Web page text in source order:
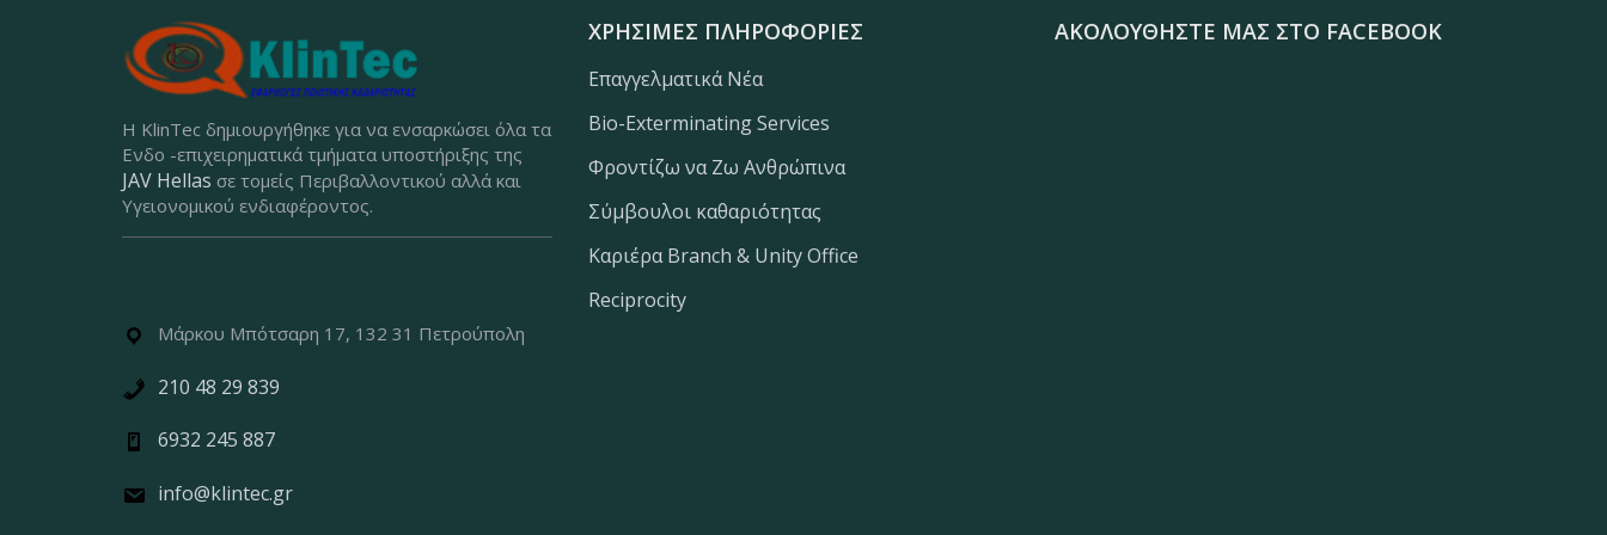
Η KlinTec δημιουργήθηκε για να ενσαρκώσει όλα τα
Ενδο -επιχειρηματικά τμήματα υποστήριξης της
JAV Hellas σε τομείς Περιβαλλοντικού αλλά και
Υγειονομικού ενδιαφέροντος.
Μάρκου Μπότσαρη 17, 132 31 Πετρούπολη
210 48 29 839
6932 245 887
info@klintec.gr
ΧΡΉΣΙΜΕΣ ΠΛΗΡΟΦΟΡΊΕΣ
Επαγγελματικά Νέα
Bio-Exterminating Services
Φροντίζω να Ζω Ανθρώπινα
Σύμβουλοι καθαριότητας
Καριέρα Branch & Unity Office
Reciprocity
ΑΚΟΛΟΥΘΉΣΤΕ ΜΑΣ ΣΤΟ FACEBOOK